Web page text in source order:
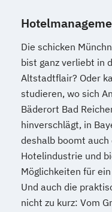
Die schicken
bist ganz verliebt in
Altstadtflair? Oder
studieren, wo sich
Bäderort Bad
hinverschlägt, in
deshalb boomt auch
Hotelindustrie und
Möglichkeiten für
Und auch die
nicht zu kurz: Vom